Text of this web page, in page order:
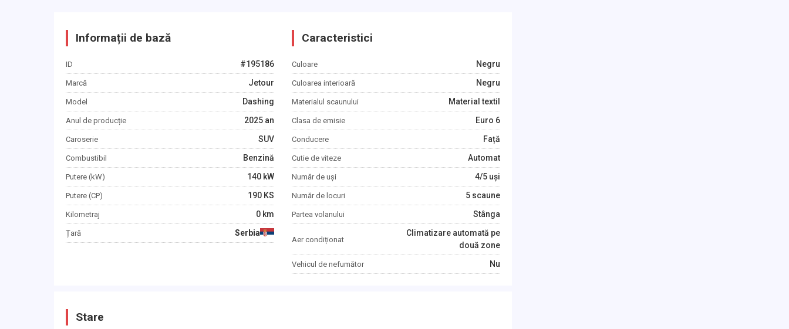
Informații de bază
ID #195186
Marcă Jetour
Model Dashing
Anul de producție 2025 an
Caroserie SUV
Combustibil Benzină
Putere (kW) 140 kW
Putere (CP) 190 KS
Kilometraj 0 km
Țară Serbia
Caracteristici
Culoare Negru
Culoarea interioară Negru
Materialul scaunului Material textil
Clasa de emisie Euro 6
Conducere Față
Cutie de viteze Automat
Număr de uși 4/5 uși
Număr de locuri 5 scaune
Partea volanului Stânga
Aer condiționat
Climatizare automată pe
două zone
Vehicul de nefumător Nu
Stare